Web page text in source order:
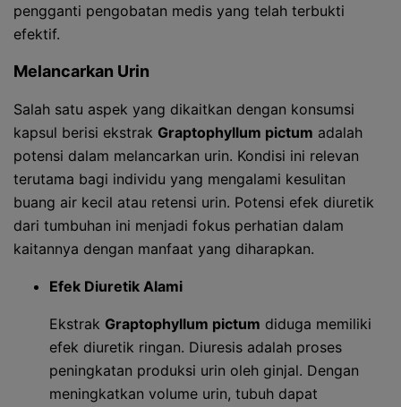
pengganti pengobatan medis yang telah terbukti
efektif.
Melancarkan Urin
Salah satu aspek yang dikaitkan dengan konsumsi
kapsul berisi ekstrak Graptophyllum pictum adalah
potensi dalam melancarkan urin. Kondisi ini relevan
terutama bagi individu yang mengalami kesulitan
buang air kecil atau retensi urin. Potensi efek diuretik
dari tumbuhan ini menjadi fokus perhatian dalam
kaitannya dengan manfaat yang diharapkan.
Efek Diuretik Alami
Ekstrak Graptophyllum pictum diduga memiliki
efek diuretik ringan. Diuresis adalah proses
peningkatan produksi urin oleh ginjal. Dengan
meningkatkan volume urin, tubuh dapat